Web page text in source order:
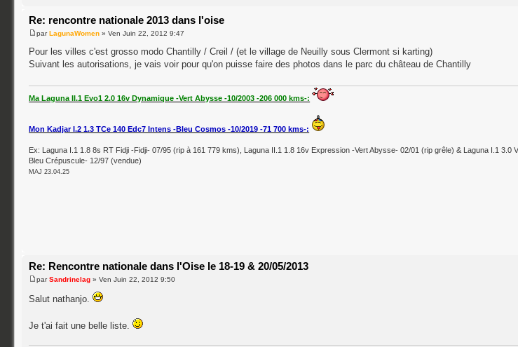
Re: rencontre nationale 2013 dans l'oise
parLagunaWomen » Ven Juin 22, 2012 9:47
Pour les villes c'est grosso modo Chantilly / Creil / (et le village de Neuilly sous Clermont si karting)
Suivant les autorisations, je vais voir pour qu'on puisse faire des photos dans le parc du château de Chantilly
Ma Laguna II.1 Evo1 2.0 16v Dynamique -Vert Abysse -10/2003 -206 000 kms-:
Mon Kadjar I.2 1.3 TCe 140 Edc7 Intens -Bleu Cosmos -10/2019 -71 700 kms-:
Ex: Laguna I.1 1.8 8s RT Fidji -Fidji- 07/95 (rip à 161 779 kms), Laguna II.1 1.8 16v Expression -Vert Abysse- 02/01 (rip grêle) & Laguna I.1 3.0
Bleu Crépuscule- 12/97 (vendue)
MAJ 23.04.25
Re: Rencontre nationale dans l'Oise le 18-19 & 20/05/2013
parSandrinelag » Ven Juin 22, 2012 9:50
Salut nathanjo.
Je t'ai fait une belle liste.